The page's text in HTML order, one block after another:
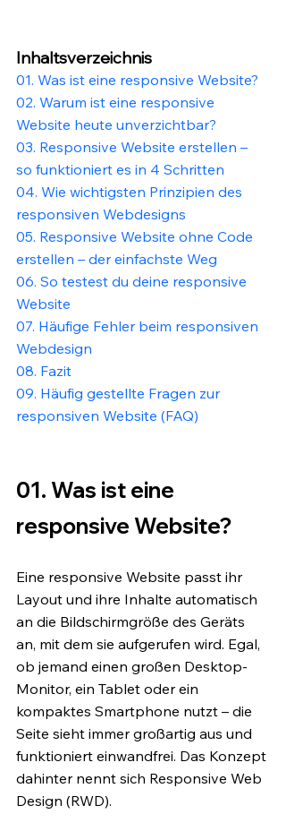
Inhaltsverzeichnis
01. Was ist eine responsive Website?
02. Warum ist eine responsive
Website heute unverzichtbar?
03. Responsive Website erstellen –
so funktioniert es in 4 Schritten
04. Wie wichtigsten Prinzipien des
responsiven Webdesigns
05. Responsive Website ohne Code
erstellen – der einfachste Weg
06. So testest du deine responsive
Website
07. Häufige Fehler beim responsiven
Webdesign
08. Fazit
09. Häufig gestellte Fragen zur
responsiven Website (FAQ)
01. Was ist eine
responsive Website?
Eine responsive Website passt ihr
Layout und ihre Inhalte automatisch
an die Bildschirmgröße des Geräts
an, mit dem sie aufgerufen wird. Egal,
ob jemand einen großen Desktop-
Monitor, ein Tablet oder ein
kompaktes Smartphone nutzt – die
Seite sieht immer großartig aus und
funktioniert einwandfrei. Das Konzept
dahinter nennt sich Responsive Web
Design (RWD).